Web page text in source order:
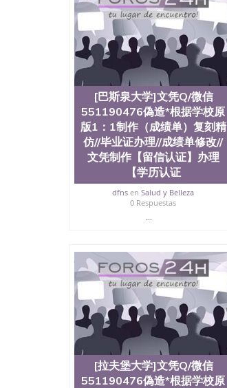
[巴斯泉大学]文凭Q/微信
551190476偽造*根据学校原
版1：1制作（成绩单）复刻精
仿//毕业证办理//成绩单修改//
文凭制作【留信认证】办理
【学历认证
dfns enSalud y Belleza
0 Respuestas
...
[拉夫堡大学]文凭Q/微信
551190476偽造*根据学校原